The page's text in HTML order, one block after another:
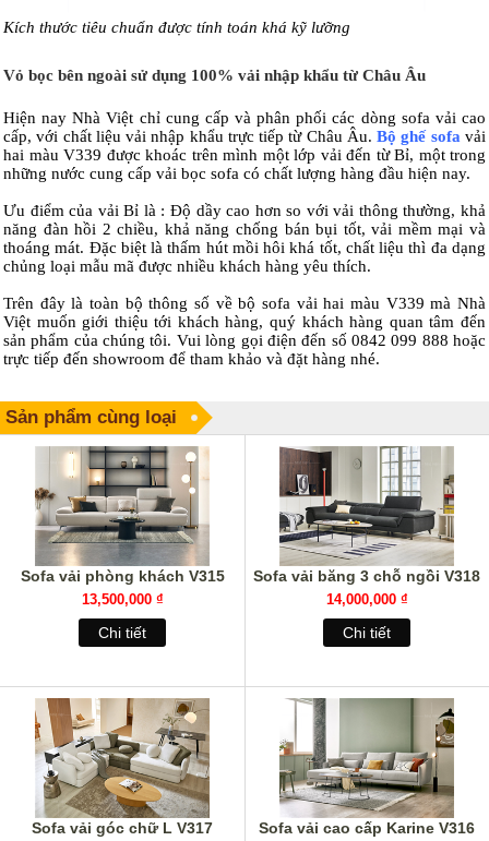
Kích thước tiêu chuẩn được tính toán khá kỹ lưỡng
Vỏ bọc bên ngoài sử dụng 100% vải nhập khẩu từ Châu Âu
Hiện nay Nhà Việt chỉ cung cấp và phân phối các dòng sofa vải cao
cấp, với chất liệu vải nhập khẩu trực tiếp từ Châu Âu.Bộ ghế sofa vải
hai màu V339 được khoác trên mình một lớp vải đến từ Bỉ, một trong
những nước cung cấp vải bọc sofa có chất lượng hàng đầu hiện nay.
Ưu điểm của vải Bỉ là : Độ dầy cao hơn so với vải thông thường, khả
năng đàn hồi 2 chiều, khả năng chống bán bụi tốt, vải mềm mại và
thoáng mát. Đặc biệt là thấm hút mồi hôi khá tốt, chất liệu thì đa dạng
chủng loại mẫu mã được nhiều khách hàng yêu thích.
Trên đây là toàn bộ thông số về bộ sofa vải hai màu V339 mà Nhà
Việt muốn giới thiệu tới khách hàng, quý khách hàng quan tâm đến
sản phẩm của chúng tôi. Vui lòng gọi điện đến số 0842 099 888 hoặc
trực tiếp đến showroom để tham khảo và đặt hàng nhé.
Sản phẩm cùng loại
Sofa vải phòng khách V315
13,500,000 ₫
Chi tiết
Sofa vải băng 3 chỗ ngồi V318
14,000,000 ₫
Chi tiết
Sofa vải góc chữ L V317 Sofa vải cao cấp Karine V316